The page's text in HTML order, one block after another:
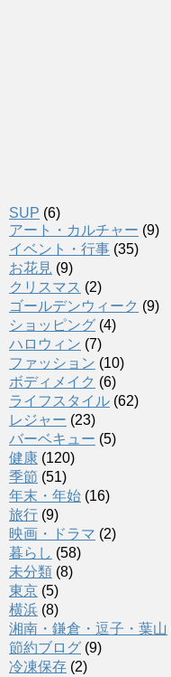
SUP (6)
アート・カルチャー (9)
イベント・行事 (35)
お花見 (9)
クリスマス (2)
ゴールデンウィーク (9)
ショッピング (4)
ハロウィン (7)
ファッション (10)
ボディメイク (6)
ライフスタイル (62)
レジャー (23)
バーベキュー (5)
健康 (120)
季節 (51)
年末・年始 (16)
旅行 (9)
映画・ドラマ (2)
暮らし (58)
未分類 (8)
東京 (5)
横浜 (8)
湘南・鎌倉・逗子・葉山
節約ブログ (9)
冷凍保存 (2)